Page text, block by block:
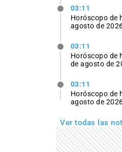
03:11
Horóscopo de
agosto de
03:11
Horóscopo de
de agosto de
03:11
Horóscopo de
agosto de
Ver todas las